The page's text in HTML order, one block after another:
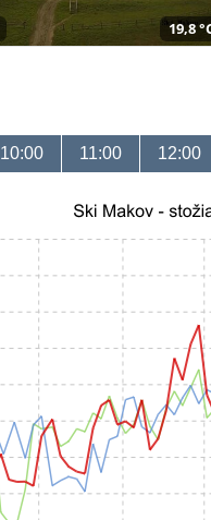
19,8
10:00 11:00 12:00